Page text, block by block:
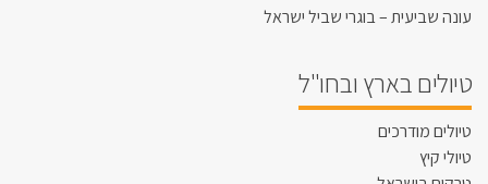
עונה שביעית – בוגרי שביל ישראל
טיולים בארץ ובחו"ל
טיולים מודרכים
טיולי קיץ